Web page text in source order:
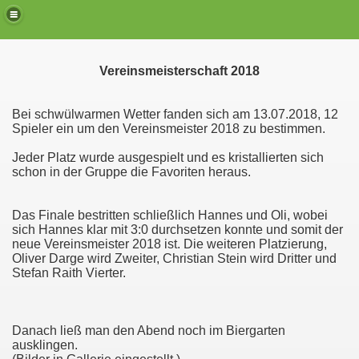
Vereinsmeisterschaft 2018
Bei schwülwarmen Wetter fanden sich am 13.07.2018, 12
Spieler ein um den Vereinsmeister 2018 zu bestimmen.
Jeder Platz wurde ausgespielt und es kristallierten sich
schon in der Gruppe die Favoriten heraus.
Das Finale bestritten schließlich Hannes und Oli, wobei
sich Hannes klar mit 3:0 durchsetzen konnte und somit der
neue Vereinsmeister 2018 ist. Die weiteren Platzierung,
Oliver Darge wird Zweiter, Christian Stein wird Dritter und
Stefan Raith Vierter.
Danach ließ man den Abend noch im Biergarten
ausklingen.